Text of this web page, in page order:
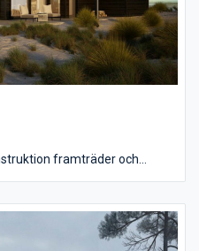
framträder och
2 badrum, tre flexibla sovrum
för både matsalsbord och
njuta av huset under alla